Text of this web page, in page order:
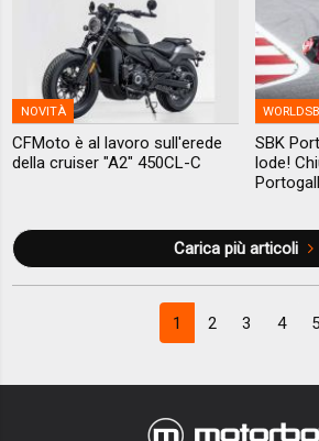
NOVITÀ
CFMoto è al lavoro sull'erede
della cruiser "A2" 450CL-C
SBK
lode!
Carica più articoli
1 2 3 4 5